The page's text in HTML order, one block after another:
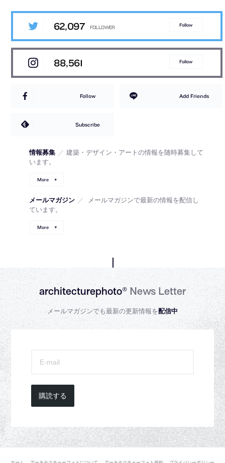
62,097 Follow
88,561 Follow
Follow Add Friends
Subscribe
情報募集 ／ 建築・デザイン・アートの情報を随時募集して
います。
More
メールマガジン ／
メールマガジンで最新の情報を配信し
ています。
More
architecturephoto®News Letter
メールマガジンでも最新の更新情報を配信中
購読する